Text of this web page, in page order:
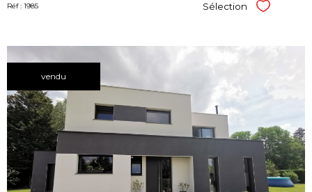
Réf : 1985 Sélection Sélectionner
vendu
bien